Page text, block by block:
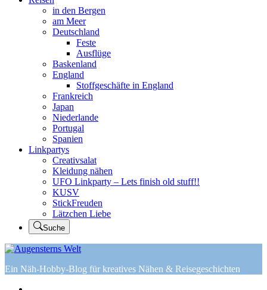
in den Bergen
am Meer
Deutschland
Feste
Ausflüge
Baskenland
England
Stoffgeschäfte in England
Frankreich
Japan
Niederlande
Portugal
Spanien
Linkpartys
Creativsalat
Kleidung nähen
UFO Linkparty – Lets finish old stuff!!
KUSV
StickFreuden
Lätzchen Liebe
Suche
Ein Näh-Hobby-Blog für kreatives Nähen & Reisegeschichten